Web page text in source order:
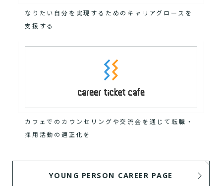
なりたい自分を実現するためのキャリアグロースを
支援する
カフェでのカウンセリングや交流会を通じて転職・
採用活動の適正化を
YOUNG PERSON CAREER PAGE